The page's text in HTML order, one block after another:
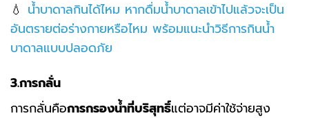
💧 น้ำบาดาลกินได้ไหม หากดื่มน้ำบาดาลเข้าไปแล้วจะเป็น
อันตรายต่อร่างกายหรือไหม พร้อมแนะนำวิธีการกินน้ำ
บาดาลแบบปลอดภัย
3.การกลั่น
การกลั่นคือการกรองน้ำที่บริสุทธิ์แต่อาจมีค่าใช้จ่ายสูง